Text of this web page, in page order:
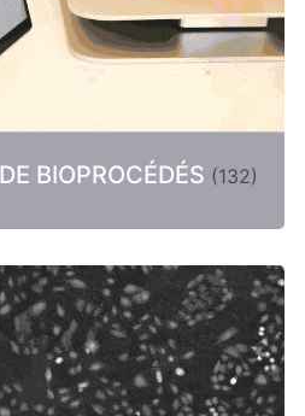
BIOPROCÉDÉS (132)